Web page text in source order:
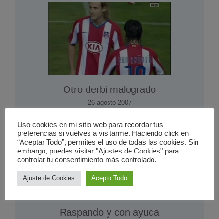
Otro derbi malogrado
26 agosto 2007
Raspando y con ayuda
Uso cookies en mi sitio web para recordar tus
preferencias si vuelves a visitarme. Haciendo click en
“Aceptar Todo”, permites el uso de todas las cookies. Sin
embargo, puedes visitar "Ajustes de Cookies" para
controlar tu consentimiento más controlado.
Ajuste de Cookies Acepto Todo